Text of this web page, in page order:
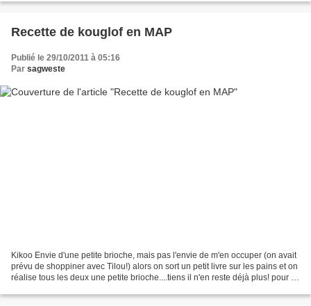
Recette de kouglof en MAP
Publié le 29/10/2011 à 05:16
Par sagweste
Kikoo Envie d'une petite brioche, mais pas l'envie de m'en occuper (on avait
prévu de shoppiner avec Tilou!) alors on sort un petit livre sur les pains et on
réalise tous les deux une petite brioche....tiens il n'en reste déjà plus! pour 1